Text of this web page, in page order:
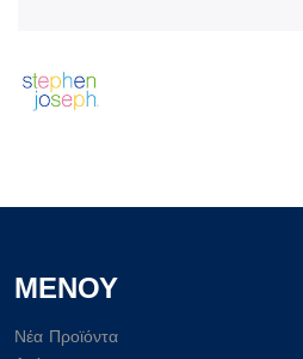
ΜΕΝΟΥ
Νέα Προϊόντα